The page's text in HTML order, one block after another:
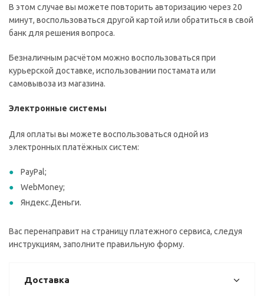
В этом случае вы можете повторить авторизацию через 20
минут, воспользоваться другой картой или обратиться в свой
банк для решения вопроса.
Безналичным расчётом можно воспользоваться при
курьерской доставке, использовании постамата или
самовывоза из магазина.
Электронные системы
Для оплаты вы можете воспользоваться одной из
электронных платёжных систем:
PayPal;
WebMoney;
Яндекс.Деньги.
Вас перенаправит на страницу платежного сервиса, следуя
инструкциям, заполните правильную форму.
Доставка